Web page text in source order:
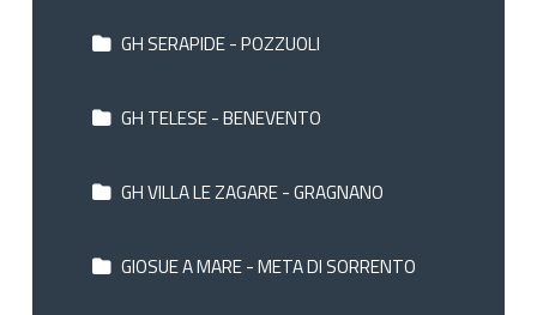
GH SERAPIDE - POZZUOLI
GH TELESE - BENEVENTO
GH VILLA LE ZAGARE - GRAGNANO
GIOSUE A MARE - META DI SORRENTO